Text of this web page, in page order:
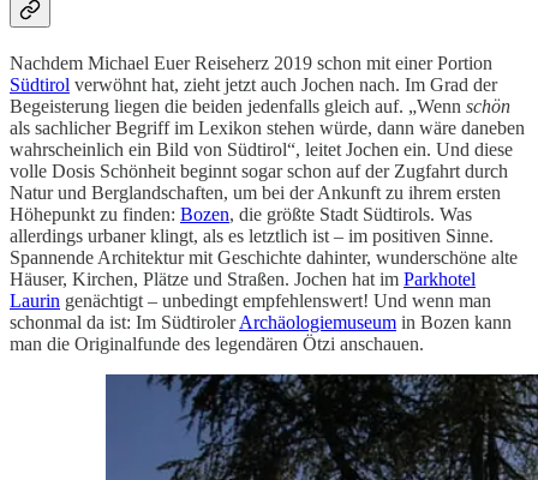
Nachdem Michael Euer Reiseherz 2019 schon mit einer Portion
Südtirol verwöhnt hat, zieht jetzt auch Jochen nach. Im Grad der
Begeisterung liegen die beiden jedenfalls gleich auf. „Wenn schön
als sachlicher Begriff im Lexikon stehen würde, dann wäre daneben
wahrscheinlich ein Bild von Südtirol“, leitet Jochen ein. Und diese
volle Dosis Schönheit beginnt sogar schon auf der Zugfahrt durch
Natur und Berglandschaften, um bei der Ankunft zu ihrem ersten
Höhepunkt zu finden: Bozen, die größte Stadt Südtirols. Was
allerdings urbaner klingt, als es letztlich ist – im positiven Sinne.
Spannende Architektur mit Geschichte dahinter, wunderschöne alte
Häuser, Kirchen, Plätze und Straßen. Jochen hat im Parkhotel
Laurin genächtigt – unbedingt empfehlenswert! Und wenn man
schonmal da ist: Im SüdtirolerArchäologiemuseum in Bozen kann
man die Originalfunde des legendären Ötzi anschauen.